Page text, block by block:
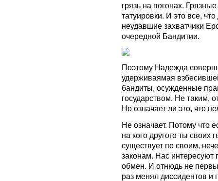
грязь на погонах.
татуировки. И это все,
неудавшие захватчики
очередной Бандитии.
Поэтому Надежда
удерживаямая
бандиты, осужденные
государством. Не таким,
Но означает ли это, что
Не означает. Потому что
на кого другого ты
существует по своим,
законам. Нас интересуют
обмен. И отнюдь не
раз менял диссидентов и